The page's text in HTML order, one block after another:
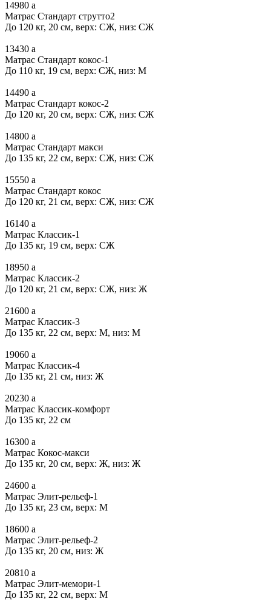
14980 a
Матрас Стандарт струтто2
До 120 кг, 20 см, верх: СЖ, низ: СЖ
13430 a
Матрас Стандарт кокос-1
До 110 кг, 19 см, верх: СЖ, низ: М
14490 a
Матрас Стандарт кокос-2
До 120 кг, 20 см, верх: СЖ, низ: СЖ
14800 a
Матрас Стандарт макси
До 135 кг, 22 см, верх: СЖ, низ: СЖ
15550 a
Матрас Стандарт кокос
До 120 кг, 21 см, верх: СЖ, низ: СЖ
16140 a
Матрас Классик-1
До 135 кг, 19 см, верх: СЖ
18950 a
Матрас Классик-2
До 120 кг, 21 см, верх: СЖ, низ: Ж
21600 a
Матрас Классик-3
До 135 кг, 22 см, верх: М, низ: М
19060 a
Матрас Классик-4
До 135 кг, 21 см, низ: Ж
20230 a
Матрас Классик-комфорт
До 135 кг, 22 см
16300 a
Матрас Кокос-макси
До 135 кг, 20 см, верх: Ж, низ: Ж
24600 a
Матрас Элит-рельеф-1
До 135 кг, 23 см, верх: М
18600 a
Матрас Элит-рельеф-2
До 135 кг, 20 см, низ: Ж
20810 a
Матрас Элит-мемори-1
До 135 кг, 22 см, верх: М